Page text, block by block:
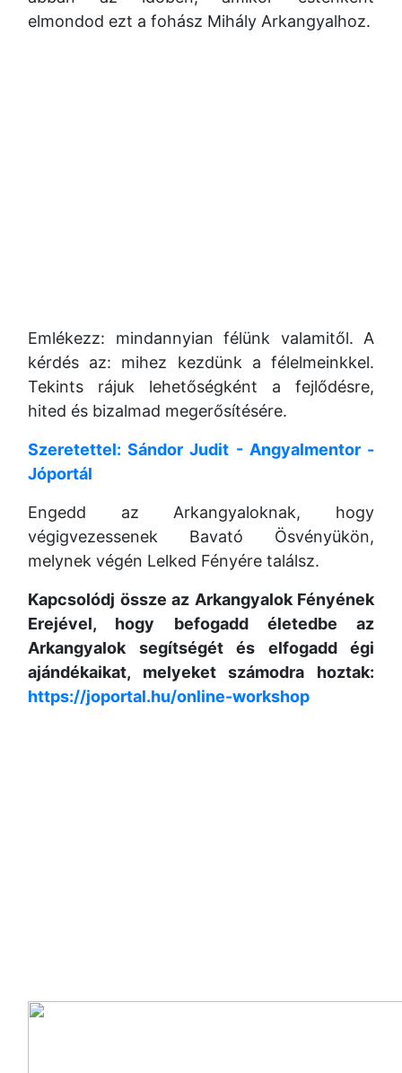
elmondod ezt a fohász Mihály Arkangyalhoz.
Emlékezz: mindannyian félünk valamitől. A
kérdés az: mihez kezdünk a félelmeinkkel.
Tekints rájuk lehetőségként a fejlődésre,
hited és bizalmad megerősítésére.
Szeretettel: Sándor Judit - Angyalmentor -
Jóportál
Engedd az Arkangyaloknak, hogy
végigvezessenek Bavató Ösvényükön,
melynek végén Lelked Fényére találsz.
Kapcsolódj össze az Arkangyalok Fényének
Erejével, hogy befogadd életedbe az
Arkangyalok segítségét és elfogadd égi
ajándékaikat, melyeket számodra hoztak:
https://joportal.hu/online-workshop